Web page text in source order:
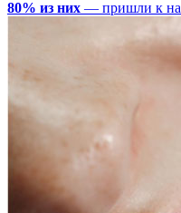
80% из них — пришли к